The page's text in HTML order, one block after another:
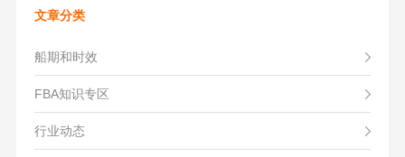
文章分类
船期和时效
FBA知识专区
行业动态